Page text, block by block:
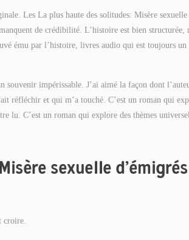
Les La plus haute des solitudes: Misère sexuelle
de crédibilité. L’histoire est bien structurée,
ému par l’histoire, livres audio qui est toujours un
souvenir impérissable. J’ai aimé la façon dont
réfléchir et qui m’a touché. C’est un roman qui
lu. C’est un roman qui explore des thèmes
sexuelle d’émigrés
croire.